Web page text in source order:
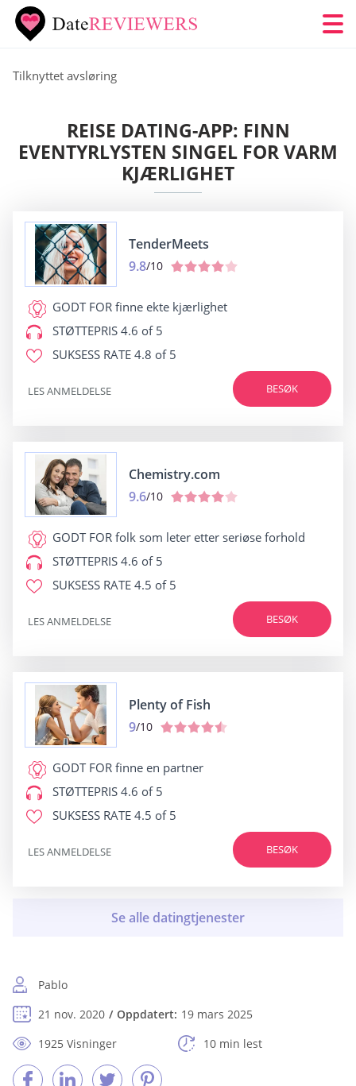
Tilknyttet avsløring
REISE DATING-APP: FINN
EVENTYRLYSTEN SINGEL FOR VARM
KJÆRLIGHET
TenderMeets
9.8/10
GODT FOR finne ekte kjærlighet
STØTTEPRIS 4.6 of 5
SUKSESS RATE 4.8 of 5
BESØK
LES ANMELDELSE
Chemistry.com
9.6/10
GODT FOR folk som leter etter seriøse forhold
STØTTEPRIS 4.6 of 5
SUKSESS RATE 4.5 of 5
BESØK
LES ANMELDELSE
Plenty of Fish
9/10
GODT FOR finne en partner
STØTTEPRIS 4.6 of 5
SUKSESS RATE 4.5 of 5
BESØK
LES ANMELDELSE
Pablo
21 nov. 2020
Oppdatert: 19 mars 2025
1925 Visninger
10 min lest